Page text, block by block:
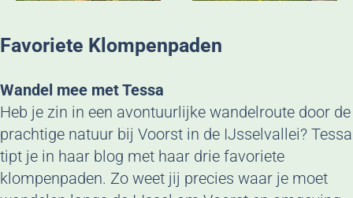
Favoriete Klompenpaden
Wandel mee met Tessa
Heb je zin in een avontuurlijke wandelroute door de
prachtige natuur bij Voorst in de IJsselvallei? Tessa
tipt je in haar blog met haar drie favoriete
klompenpaden. Zo weet jij precies waar je moet